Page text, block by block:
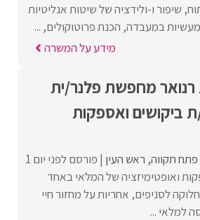
שיפור ו-ולידציה של שיטות אנליטיות
במעבדה, הכנת פרוטוקולים, ...
מידע על המשרה
מחפשת פלנר/ית
ביקושים ואספקות
פתח תקווה ראש העין פורסם לפני יום 1
ואופטימיזציה של המלאי באחד
לסניפים, אחריות על מחזור חיי
למלאי ...